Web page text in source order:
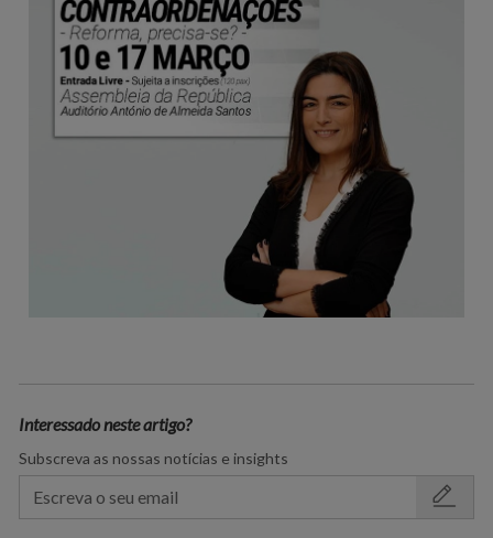
Interessado neste artigo?
Subscreva as nossas notícias e insights